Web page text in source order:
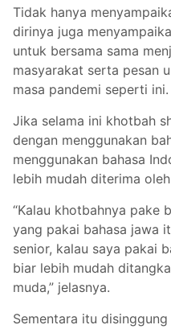
Tidak hanya
dirinya juga
untuk bersama sama
masyarakat serta pesan
masa pandemi seperti ini.
Jika selama ini khotbah
dengan menggunakan
menggunakan bahasa
lebih mudah diterima
“Kalau khotbahnya pake
yang pakai bahasa jawa
senior, kalau saya pakai
biar lebih mudah
muda,” jelasnya.
Sementara itu